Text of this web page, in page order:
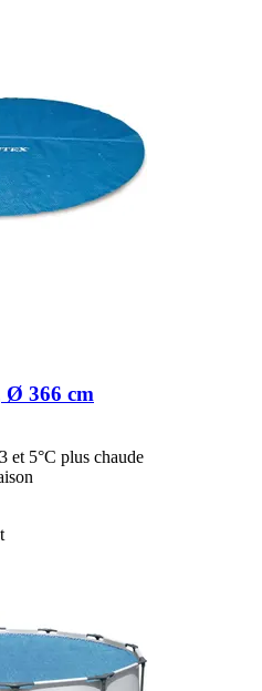
Ø 366 cm
et 5°C plus chaude